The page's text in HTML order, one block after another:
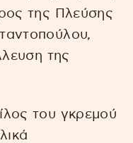
της Πλεύσης
της
του γκρεμού